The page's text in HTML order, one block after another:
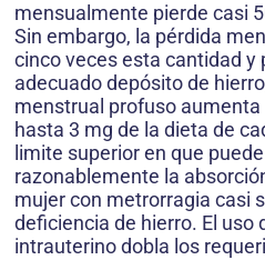
mensualmente pierde casi
Sin embargo, la pérdida
cinco veces esta cantidad y
adecuado depósito de
menstrual profuso
hasta 3 mg de la dieta de
limite superior en que
razonablemente la
mujer con metrorragia casi
deficiencia de hierro. El uso
intrauterino dobla los